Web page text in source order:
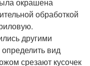
обработкой
другими
вид
срезают кусочек